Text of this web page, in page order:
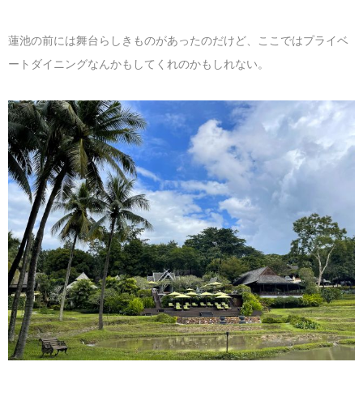
蓮池の前には舞台らしきものがあったのだけど、ここではプライベ
ートダイニングなんかもしてくれのかもしれない。